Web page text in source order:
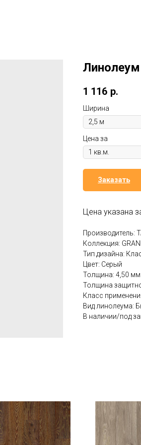
Линолеум
1 116 р.
Ширина
Цена за
Заказать
Цена указана
Производитель:
Коллекция:
Тип дизайна:
Цвет: Серый
Толщина: 4,50 мм
Толщина
Класс
Вид линолеума:
В наличии/под